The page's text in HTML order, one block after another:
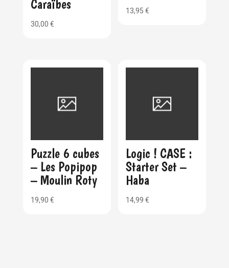
Caraïbes
30,00 €
13,95€
Puzzle 6 cubes
– Les Popipop
– Moulin Roty
19,90 €
Logic ! CASE :
Starter Set –
Haba
14,99€